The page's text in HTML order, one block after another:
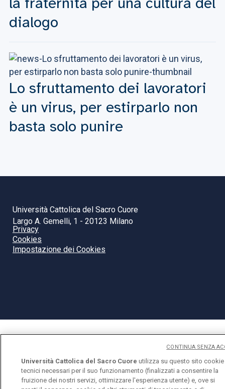
dialogo
Lo sfruttamento dei lavoratori
è un virus, per estirparlo non
basta solo punire
Università Cattolica del Sacro Cuore
Largo A. Gemelli, 1 - 20123 Milano
Privacy
Cookies
Impostazione dei Cookies
Università Cattolica del Sacro Cuore utilizza su questo sito cookie
tecnici necessari per il suo funzionamento (finalizzati a consentire la
fruizione dei nostri servizi, ottimizzare l'esperienza utente) e, ove si
CONTINUA SENZA